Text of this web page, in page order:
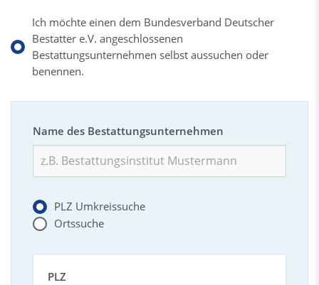
Ich möchte einen dem Bundesverband Deutscher
Bestatter e.V. angeschlossenen
Bestattungsunternehmen selbst aussuchen oder
benennen.
Name des Bestattungsunternehmen
PLZ Umkreissuche
Ortssuche
PLZ